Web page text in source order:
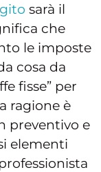
sarà il
che
le imposte
cosa da
fisse” per
ragione è
preventivo e
elementi